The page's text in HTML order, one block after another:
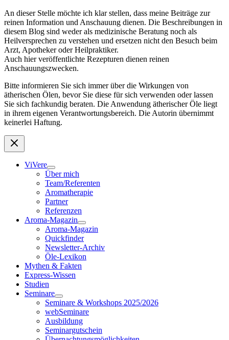
An dieser Stelle möchte ich klar stellen, dass meine Beiträge zur
reinen Information und Anschauung dienen. Die Beschreibungen in
diesem Blog sind weder als medizinische Beratung noch als
Heilversprechen zu verstehen und ersetzen nicht den Besuch beim
Arzt, Apotheker oder Heilpraktiker.
Auch hier veröffentlichte Rezepturen dienen reinen
Anschauungszwecken.
Bitte informieren Sie sich immer über die Wirkungen von
ätherischen Ölen, bevor Sie diese für sich verwenden oder lassen
Sie sich fachkundig beraten. Die Anwendung ätherischer Öle liegt
in ihrem eigenen Verantwortungsbereich. Die Autorin übernimmt
keinerlei Haftung.
ViVere
Über mich
Team/Referenten
Aromatherapie
Partner
Referenzen
Aroma-Magazin
Aroma-Magazin
Quickfinder
Newsletter-Archiv
Öle-Lexikon
Mythen & Fakten
Express-Wissen
Studien
Seminare
Seminare & Workshops 2025/2026
webSeminare
Ausbildung
Seminargutschein